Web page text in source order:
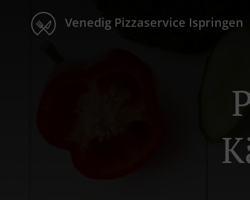
Venedig Pizzaservice Ispringen